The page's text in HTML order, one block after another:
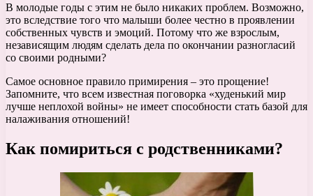
В молодые годы с этим не было никаких проблем. Возможно,
это вследствие того что малыши более честно в проявлении
собственных чувств и эмоций. Потому что же взрослым,
независящим людям сделать дела по окончании разногласий
со своими родными?
Самое основное правило примирения – это прощение!
Запомните, что всем известная поговорка «худенький мир
лучше неплохой войны» не имеет способности стать базой для
налаживания отношений!
Как помириться с родственниками?